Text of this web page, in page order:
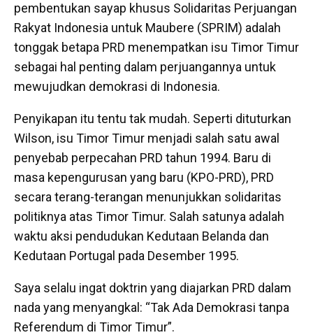
pembentukan sayap khusus Solidaritas Perjuangan
Rakyat Indonesia untuk Maubere (SPRIM) adalah
tonggak betapa PRD menempatkan isu Timor Timur
sebagai hal penting dalam perjuangannya untuk
mewujudkan demokrasi di Indonesia.
Penyikapan itu tentu tak mudah. Seperti dituturkan
Wilson, isu Timor Timur menjadi salah satu awal
penyebab perpecahan PRD tahun 1994. Baru di
masa kepengurusan yang baru (KPO-PRD), PRD
secara terang-terangan menunjukkan solidaritas
politiknya atas Timor Timur. Salah satunya adalah
waktu aksi pendudukan Kedutaan Belanda dan
Kedutaan Portugal pada Desember 1995.
Saya selalu ingat doktrin yang diajarkan PRD dalam
nada yang menyangkal: “Tak Ada Demokrasi tanpa
Referendum di Timor Timur”.